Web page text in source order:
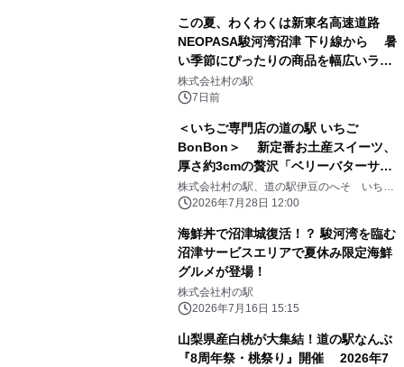
この夏、わくわくは新東名高速道路
NEOPASA駿河湾沼津 下り線から 暑
い季節にぴったりの商品を幅広いライ
ンナップでご用意 ～「伊豆・村の駅」
で出会う、夏だけのおいしさ～
株式会社村の駅
7日前
＜いちご専門店の道の駅 いちご
BonBon＞ 新定番お土産スイーツ、
厚さ約3cmの贅沢「ベリーバターサン
ド」を新発売！ さらに8月は夏×いち
ごを楽しむ 「サマーベリーフェスティ
バル」を開催！
株式会社村の駅、道の駅伊豆のへそ いちご
BonBon 伊豆の国factory
2026年7月28日 12:00
海鮮丼で沼津城復活！？ 駿河湾を臨む
沼津サービスエリアで夏休み限定海鮮
グルメが登場！
株式会社村の駅
2026年7月16日 15:15
山梨県産白桃が大集結！道の駅なんぶ
『8周年祭・桃祭り』開催 2026年7